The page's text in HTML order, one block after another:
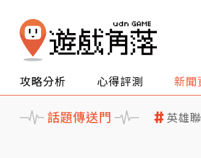
攻略分析 心得評測 新聞
話題傳送門 英雄